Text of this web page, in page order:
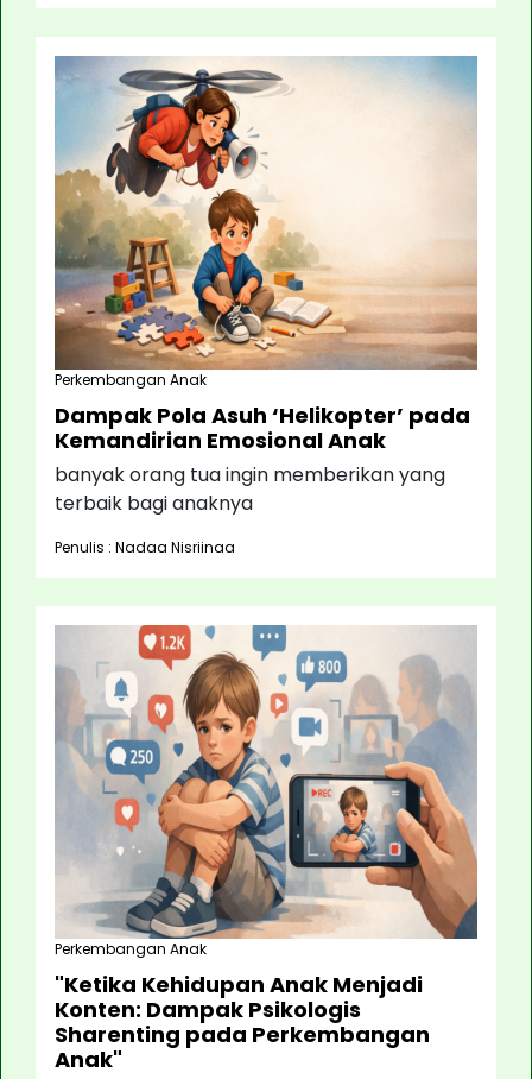
Perkembangan Anak
Dampak Pola Asuh ‘Helikopter’ pada
Kemandirian Emosional Anak
banyak orang tua ingin memberikan yang
terbaik bagi anaknya
Penulis : Nadaa Nisriinaa
Perkembangan Anak
"Ketika Kehidupan Anak Menjadi
Konten: Dampak Psikologis
Sharenting pada Perkembangan
Anak"